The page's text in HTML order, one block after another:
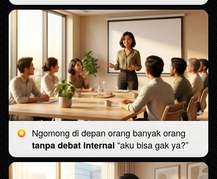
tanpa debat internal “aku bisa gak ya?”